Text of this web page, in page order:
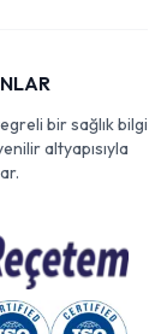
bir sağlık bilgi
altyapısıyla